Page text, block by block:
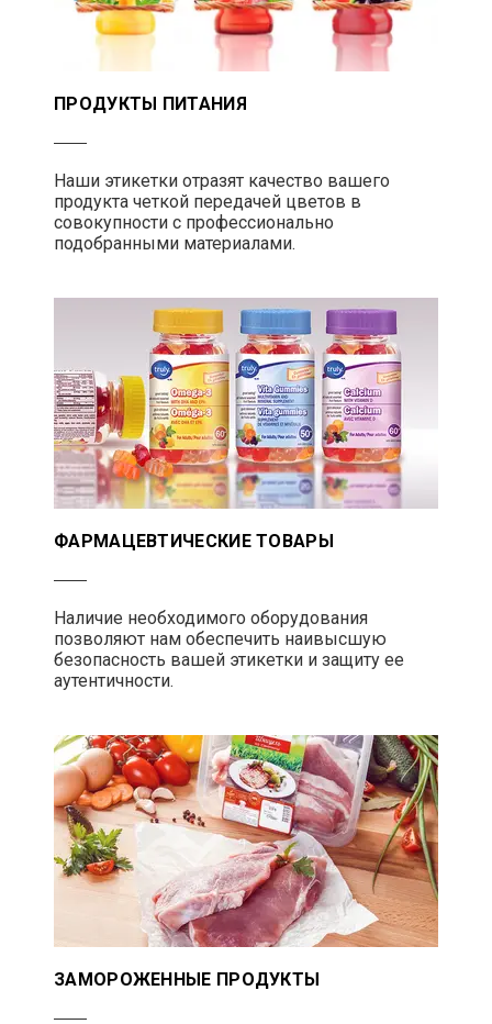
ПРОДУКТЫ ПИТАНИЯ
Наши этикетки отразят качество вашего
продукта четкой передачей цветов в
совокупности с профессионально
подобранными материалами.
ФАРМАЦЕВТИЧЕСКИЕ ТОВАРЫ
Наличие необходимого оборудования
позволяют нам обеспечить наивысшую
безопасность вашей этикетки и защиту ее
аутентичности.
ЗАМОРОЖЕННЫЕ ПРОДУКТЫ